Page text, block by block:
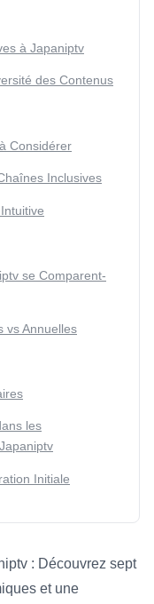
à Japaniptv
des Contenus
Considérer
Inclusives
se Comparent-
vs Annuelles
les
Initiale
: Découvrez sept
et une